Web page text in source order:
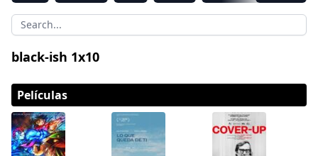
Aventura
Ciencia ficción Comedia
Drama
black-ish 1x10
Películas